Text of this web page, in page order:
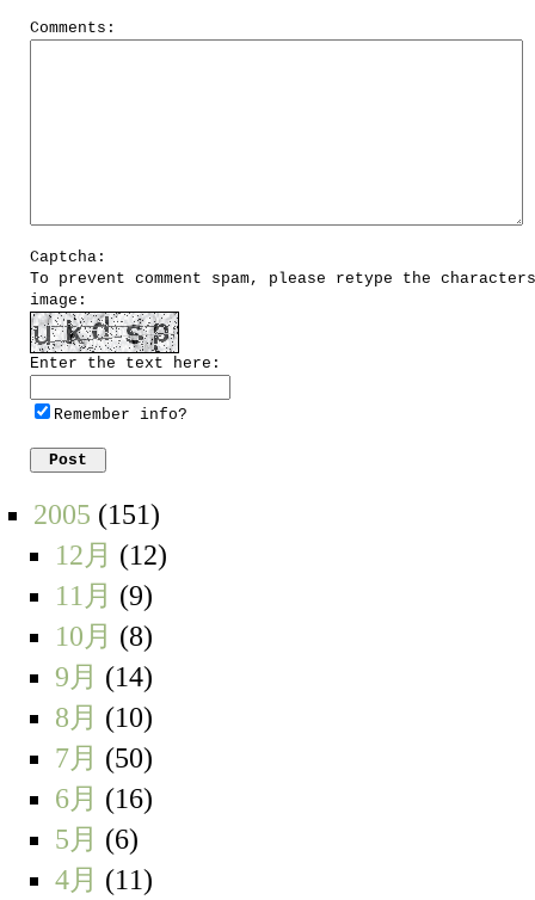
Comments:
Captcha:
To prevent comment spam, please retype the
image:
Enter the text here:
Remember info?
2005 (151)
12月 (12)
11月 (9)
10月 (8)
9月 (14)
8月 (10)
7月 (50)
6月 (16)
5月 (6)
4月 (11)